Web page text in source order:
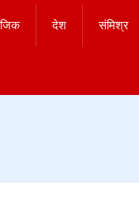
देश संमिश्र